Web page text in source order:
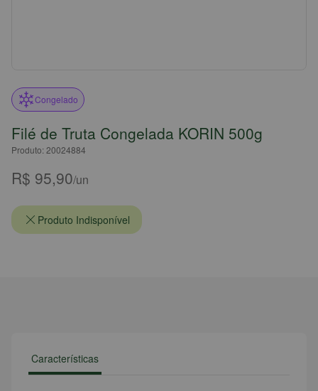
Congelado
Filé de Truta Congelada KORIN 500g
Produto: 20024884
R$ 95,90/un
Produto Indisponível
Características